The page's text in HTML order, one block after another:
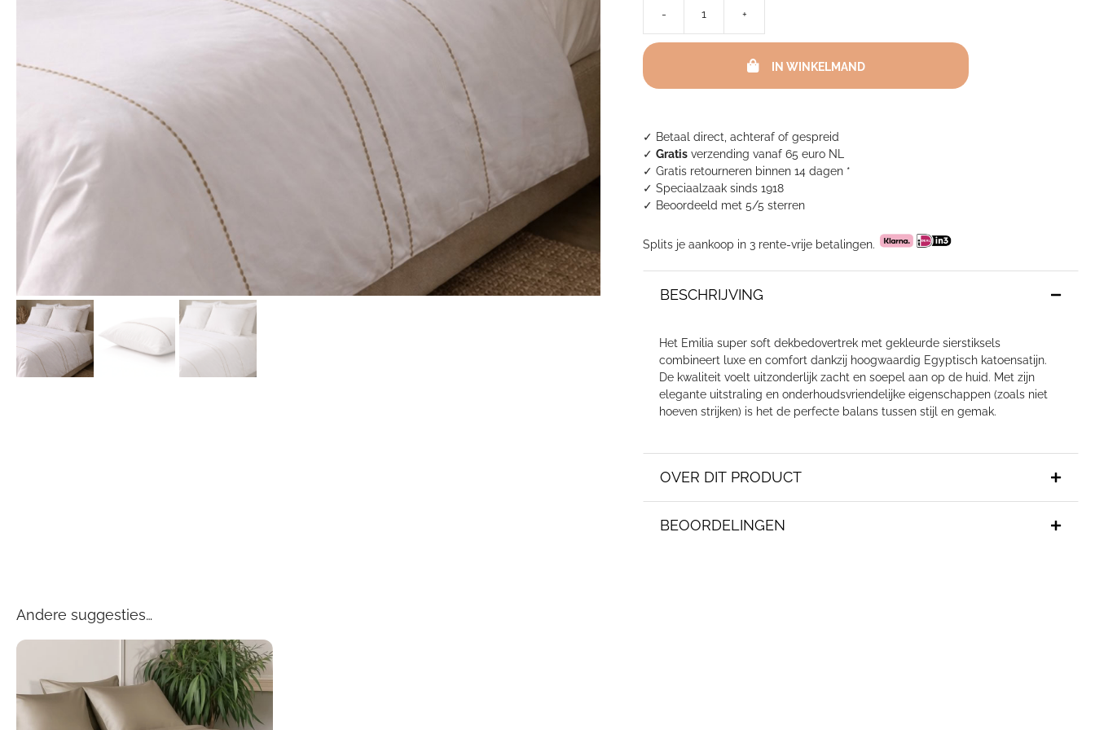
✓ Betaal direct, achteraf of gespreid
✓Gratis verzending vanaf 65 euro NL
✓ Gratis retourneren binnen 14 dagen *
✓ Speciaalzaak sinds 1918
✓ Beoordeeld met 5/5 sterren
Splits je aankoop in 3 rente-vrije betalingen.
BESCHRIJVING
Het Emilia super soft dekbedovertrek met gekleurde sierstiksels
combineert luxe en comfort dankzij hoogwaardig Egyptisch katoensatijn.
De kwaliteit voelt uitzonderlijk zacht en soepel aan op de huid. Met zijn
elegante uitstraling en onderhoudsvriendelijke eigenschappen (zoals niet
hoeven strijken) is het de perfecte balans tussen stijl en gemak.
OVER DIT PRODUCT
BEOORDELINGEN
-
Dekbedovertrek
Emilia
Super
Soft
aantal
+
IN WINKELMAND
Andere suggesties…